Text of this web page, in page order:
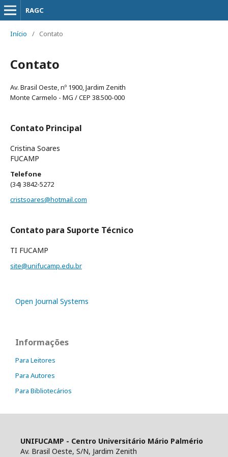
RAGC
Início / Contato
Contato
Av. Brasil Oeste, nº 1900, Jardim Zenith
Monte Carmelo - MG / CEP 38.500-000
Contato Principal
Cristina Soares
FUCAMP
Telefone
(34) 3842-5272
cristsoares@hotmail.com
Contato para Suporte Técnico
TI FUCAMP
site@unifucamp.edu.br
Open Journal Systems
Informações
Para Leitores
Para Autores
Para Bibliotecários
UNIFUCAMP - Centro Universitário Mário Palmério
Av. Brasil Oeste, S/N, Jardim Zenith